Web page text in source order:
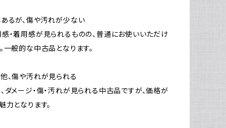
るが、傷や汚れが少ない
・着用感が見られるものの、普通にお使いいただけ
一般的な中古品となります。
、傷や汚れが見られる
ダメージ・傷・汚れが見られる中古品ですが、価格が
力となります。